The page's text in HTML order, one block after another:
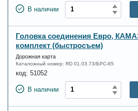
В наличии
Головка соединения Евро,
комплект (быстросъем)
Дорожная карта
Каталожный номер: RD 01.03.73/БРС-65
код: 51052
В наличии